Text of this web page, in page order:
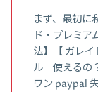
まず、最初に
ド・プレミ
法】【 ガレ
ル 使えるの
ワン paypal